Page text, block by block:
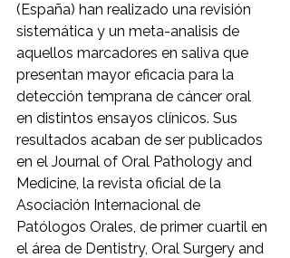
(España) han realizado una revisión
sistemática y un meta-analisis de
aquellos marcadores en saliva que
presentan mayor eficacia para la
detección temprana de cáncer oral
en distintos ensayos clínicos. Sus
resultados acaban de ser publicados
en el Journal of Oral Pathology and
Medicine, la revista oficial de la
Asociación Internacional de
Patólogos Orales, de primer cuartil en
el área de Dentistry, Oral Surgery and